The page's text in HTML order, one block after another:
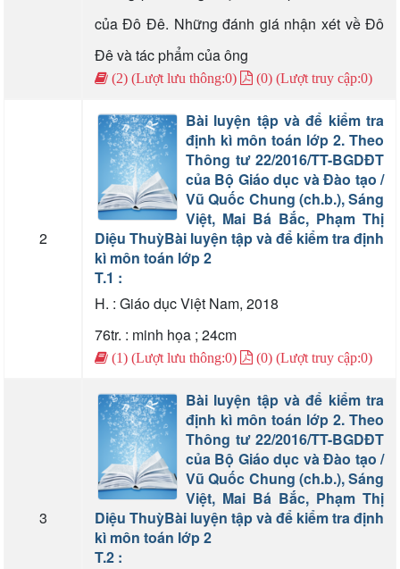
của Đô Đê. Những đánh giá nhận xét về Đô
Đê và tác phẩm của ông
(2) (Lượt lưu thông:0) (0) (Lượt truy cập:0)
2
Bài luyện tập và để kiểm tra
định kì môn toán lớp 2. Theo
Thông tư 22/2016/TT-BGDĐT
của Bộ Giáo dục và Đào tạo /
Vũ Quốc Chung (ch.b.), Sáng
Việt, Mai Bá Bắc, Phạm Thị
Diệu ThuỳBài luyện tập và để kiểm tra định
kì môn toán lớp 2
T.1 :
H. : Giáo dục Việt Nam, 2018
76tr. : minh họa ; 24cm
(1) (Lượt lưu thông:0) (0) (Lượt truy cập:0)
3
Bài luyện tập và để kiểm tra
định kì môn toán lớp 2. Theo
Thông tư 22/2016/TT-BGDĐT
của Bộ Giáo dục và Đào tạo /
Vũ Quốc Chung (ch.b.), Sáng
Việt, Mai Bá Bắc, Phạm Thị
Diệu ThuỳBài luyện tập và để kiểm tra định
kì môn toán lớp 2
T.2 :